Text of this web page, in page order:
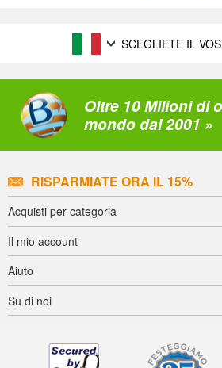
SCEGLIETE IL
Oltre 10 Milioni di
mondo dal 2001 »
RISPARMIATE ORA IL 15%
Acquisti per categoria
Il mio account
Aiuto
Su di noi